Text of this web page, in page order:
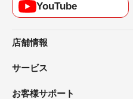
YouTube
店舗情報
サービス
お客様サポート